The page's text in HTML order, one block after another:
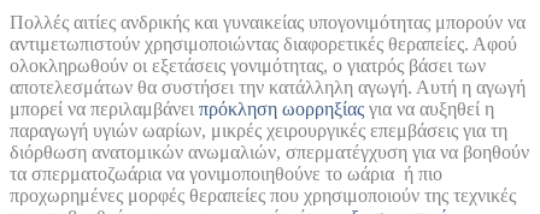
Πολλές αιτίες ανδρικής και γυναικείας υπογονιμότητας μπορούν να
αντιμετωπιστούν χρησιμοποιώντας διαφορετικές θεραπείες. Αφού
ολοκληρωθούν οι εξετάσεις γονιμότητας, ο γιατρός βάσει των
αποτελεσμάτων θα συστήσει την κατάλληλη αγωγή. Αυτή η αγωγή
μπορεί να περιλαμβάνει πρόκληση ωορρηξίας για να αυξηθεί η
παραγωγή υγιών ωαρίων, μικρές χειρουργικές επεμβάσεις για τη
διόρθωση ανατομικών ανωμαλιών, σπερματέγχυση για να βοηθούν
τα σπερματοζωάρια να γονιμοποιηθούνε το ωάρια ή πιο
προχωρημένες μορφές θεραπείες που χρησιμοποιούν της τεχνικές